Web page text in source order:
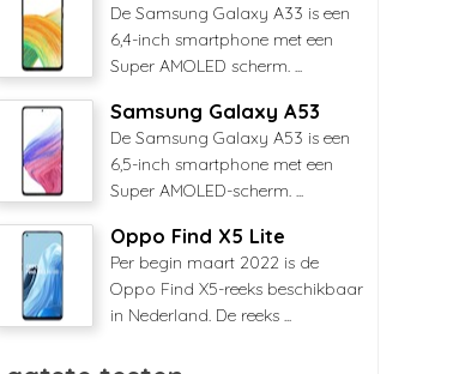
De Samsung Galaxy A33 is een
6,4-inch smartphone met een
Super AMOLED scherm. ...
Samsung Galaxy A53
De Samsung Galaxy A53 is een
6,5-inch smartphone met een
Super AMOLED-scherm. ...
Oppo Find X5 Lite
Per begin maart 2022 is de
Oppo Find X5-reeks beschikbaar
in Nederland. De reeks ...